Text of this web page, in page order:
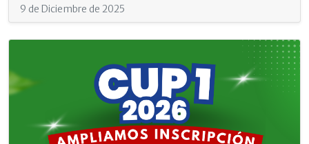
9 de Diciembre de 2025